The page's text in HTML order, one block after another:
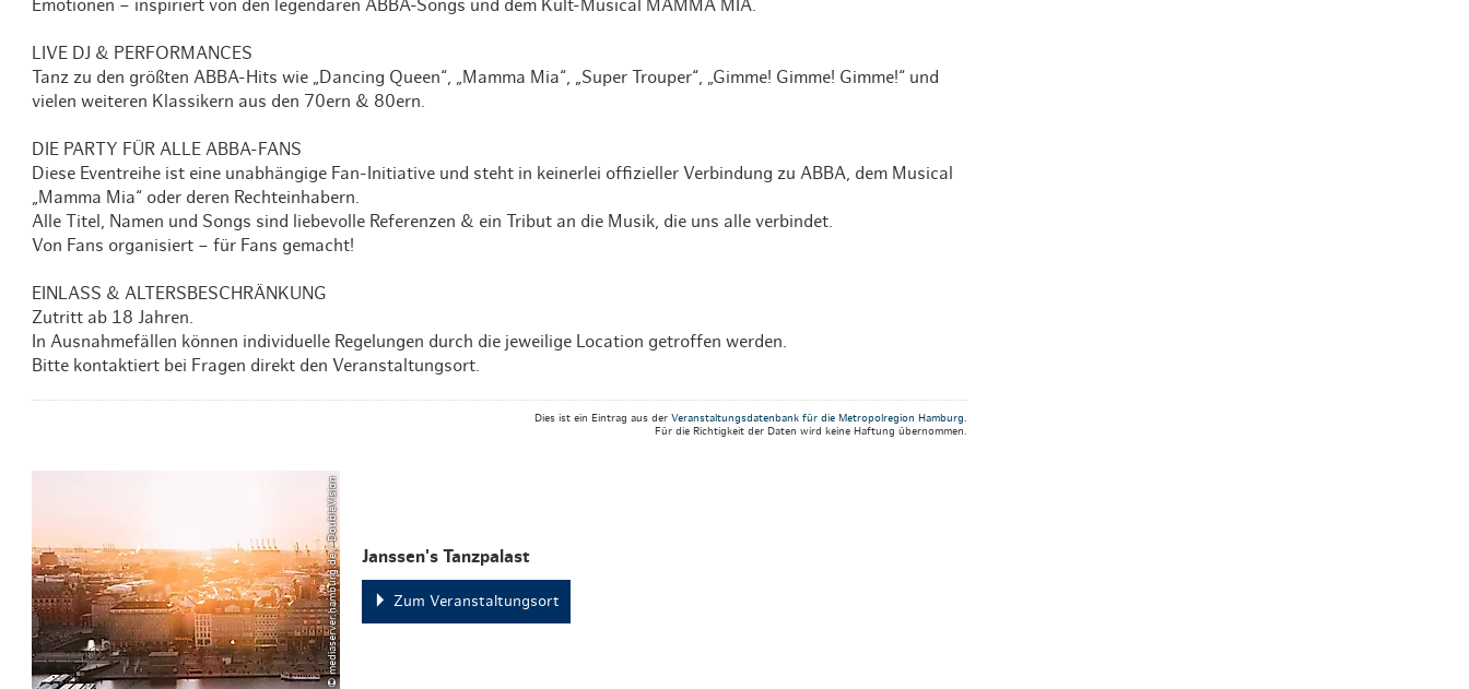
Weihnachten mit Bibi & Tina
Emotionen – inspiriert von den legendären ABBA-Songs und dem Kult-Musical MAMMA MIA.
LIVE DJ & PERFORMANCES
Tanz zu den größten ABBA-Hits wie „Dancing Queen“, „Mamma Mia“, „Super Trouper“, „Gimme! Gimme! Gimme!“ und
vielen weiteren Klassikern aus den 70ern & 80ern.
DIE PARTY FÜR ALLE ABBA-FANS
Diese Eventreihe ist eine unabhängige Fan-Initiative und steht in keinerlei offizieller Verbindung zu ABBA, dem Musical
„Mamma Mia“ oder deren Rechteinhabern.
Alle Titel, Namen und Songs sind liebevolle Referenzen & ein Tribut an die Musik, die uns alle verbindet.
Von Fans organisiert – für Fans gemacht!
EINLASS & ALTERSBESCHRÄNKUNG
Zutritt ab 18 Jahren.
In Ausnahmefällen können individuelle Regelungen durch die jeweilige Location getroffen werden.
Bitte kontaktiert bei Fragen direkt den Veranstaltungsort.
Dies ist ein Eintrag aus der Veranstaltungsdatenbank für die Metropolregion Hamburg
Für die Richtigkeit der Daten wird keine Haftung übernommen.
© mediaserver.hamburg.de / DoubleVision Janssen's Tanzpalast
Zum Veranstaltungsort